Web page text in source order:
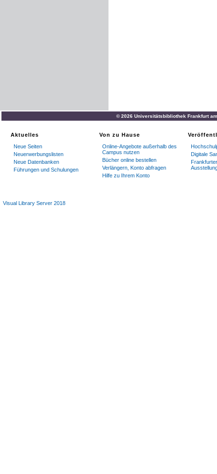
© 2026 Universitätsbibliothek Frankfurt
Aktuelles
Neue Seiten
Neuerwerbungslisten
Neue Datenbanken
Führungen und Schulungen
Von zu Hause
Online-Angebote außerhalb des
Campus nutzen
Bücher online bestellen
Verlängern, Konto abfragen
Hilfe zu Ihrem Konto
Digitale
Visual Library Server 2018